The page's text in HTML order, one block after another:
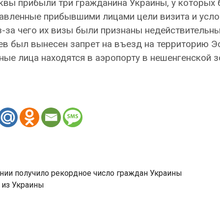
прибыли три гражданина Украины, у которых
прибывшими лицами цели визита и
чего их визы были признаны
был вынесен запрет на въезд на территорию
лица находятся в аэропорту в нешенгенской
получило рекордное число граждан Украины
Украины